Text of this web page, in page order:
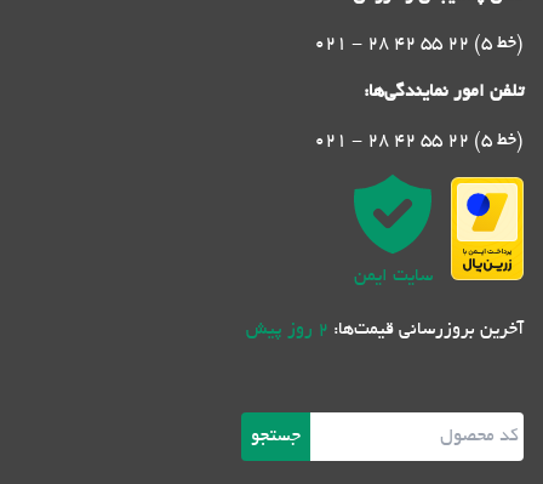
021 - 28 42 55 22 (5 خط)
تلفن امور نمایندگی‌ها:
021 - 28 42 55 22 (5 خط)
سایت ایمن
آخرین بروزرسانی قیمت‌ها: 2 روز پیش
جستجو